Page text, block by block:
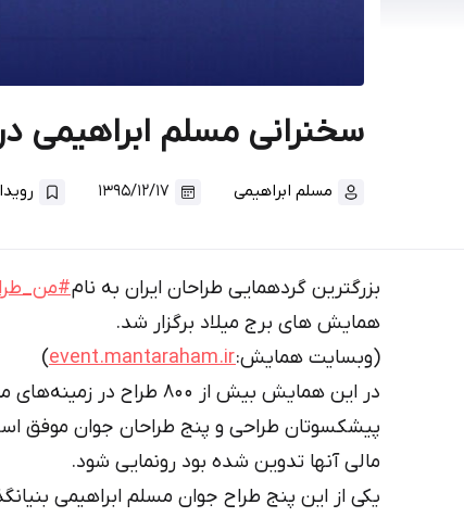
سخنرانی مسلم
مسلم ابراهیمی ۱۳۹۵/۱۲/۱۷
بزرگترین گردهمایی طراحان ایران به نام
همایش های برج میلاد برگزار شد.
(وبسایت همایش:event.mantaraham.ir
)
در این همایش بیش از 800
پیشکسوتان طراحی و پنج طراحان جوان موفق
مالی آنها تدوین شده بود رونمایی شود.
یکی از این پنج طراح جوان مسلم ابراهیمی